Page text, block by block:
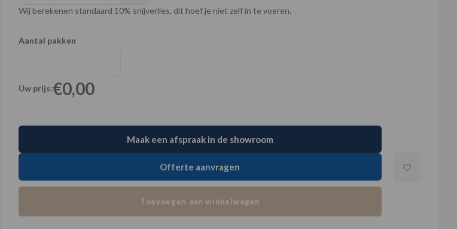
Wij berekenen standaard 10% snijverlies, dit hoef je niet zelf in te voeren.
Aantal pakken
Uw prijs:€0,00
Maak een afspraak in de showroom
Offerte aanvragen
Toevoegen aan winkelwagen